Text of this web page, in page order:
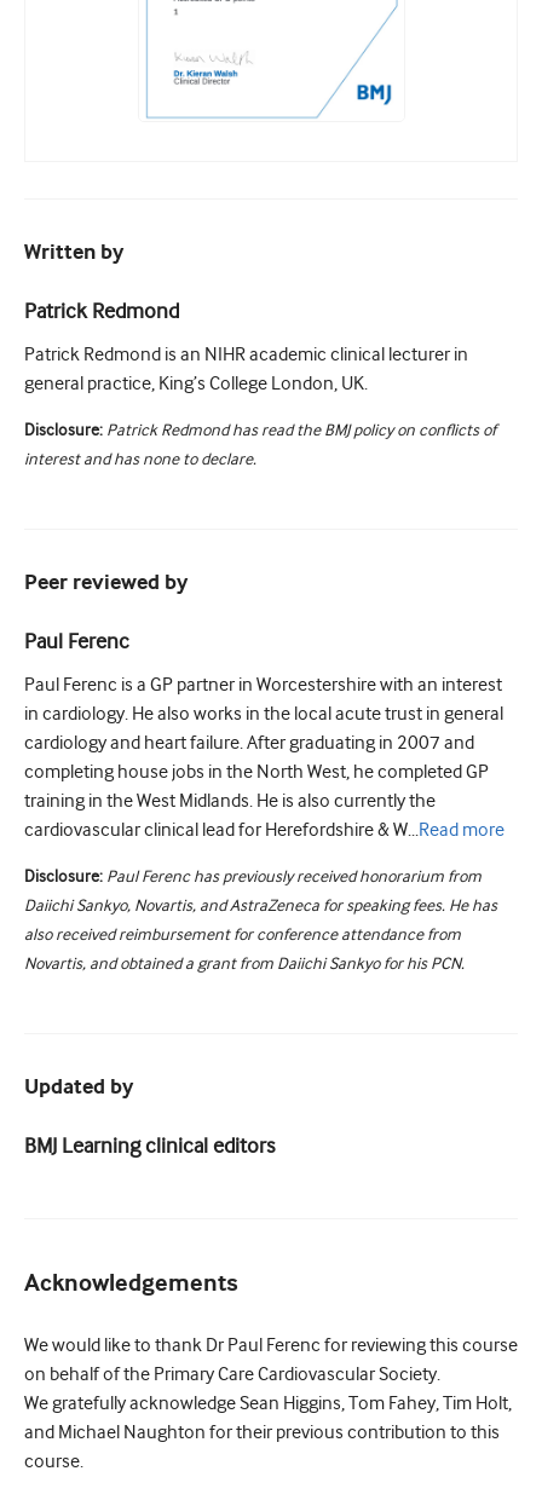
Written by
Patrick Redmond
Patrick Redmond is an NIHR academic clinical lecturer in
general practice, King’s College London, UK.
Disclosure: Patrick Redmond has read the BMJ policy on conflicts of
interest and has none to declare.
Peer reviewed by
Paul Ferenc
Paul Ferenc is a GP partner in Worcestershire with an interest
in cardiology. He also works in the local acute trust in general
cardiology and heart failure. After graduating in 2007 and
completing house jobs in the North West, he completed GP
training in the West Midlands. He is also currently the
cardiovascular clinical lead for Herefordshire & W...Read more
Disclosure: Paul Ferenc has previously received honorarium from
Daiichi Sankyo, Novartis, and AstraZeneca for speaking fees. He has
also received reimbursement for conference attendance from
Novartis, and obtained a grant from Daiichi Sankyo for his PCN.
Updated by
BMJ Learning clinical editors
Acknowledgements
We would like to thank Dr Paul Ferenc for reviewing this course
on behalf of the Primary Care Cardiovascular Society.
We gratefully acknowledge Sean Higgins, Tom Fahey, Tim Holt,
and Michael Naughton for their previous contribution to this
course.